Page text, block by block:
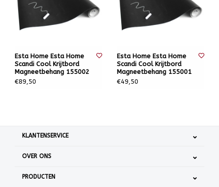
Esta Home Esta Home
Scandi Cool Krijtbord
Magneetbehang 155002
€89,50
Esta Home Esta Home
Scandi Cool Krijtbord
Magneetbehang 155001
€49,50
KLANTENSERVICE
OVER ONS
PRODUCTEN